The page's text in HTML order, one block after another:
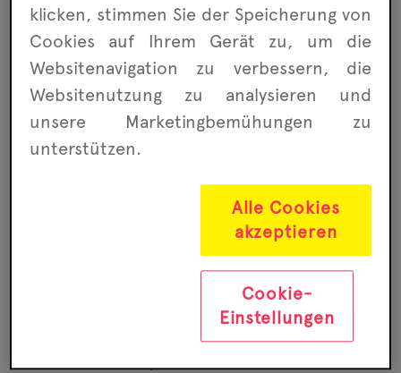
Das Land der großen Wörterfabrik ist ein
sonderbares Land. In diesem Land muss
man Wörter kaufen und sie schlucken,
wenn man sprechen will. Schöne Wörter
klicken, stimmen Sie der Speicherung von
Cookies auf Ihrem Gerät zu, um die
Websitenavigation zu ver­bessern, die
Website­nutzung zu analysieren und
unsere Marketing­bemühungen zu
unterstützen.
Alle Cookies
akzeptieren
Cookie-
Einstellungen